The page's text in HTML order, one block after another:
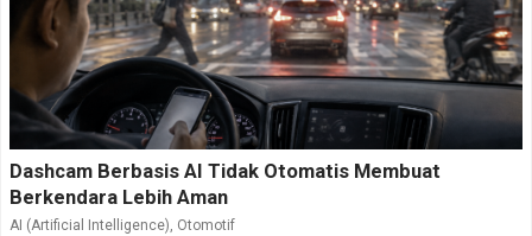
Dashcam Berbasis AI Tidak Otomatis Membuat
Berkendara Lebih Aman
AI (Artificial Intelligence), Otomotif